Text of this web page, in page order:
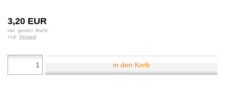
3,20 EUR
inkl. gesetzl. MwSt.
zzgl. Versand
in den Korb